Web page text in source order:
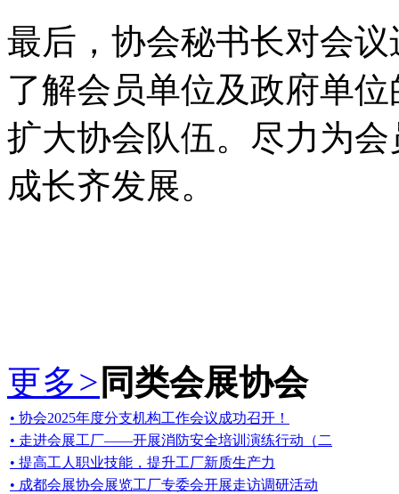
最后，协会秘书长对会
了解会员单位及政府单
扩大协会队伍。尽力为
成长齐发展。
更多> 同类会展协会
• 协会2025年度分支机构工作会议成功召开！
• 走进会展工厂——开展消防安全培训演练行动（二
• 提高工人职业技能，提升工厂新质生产力
• 成都会展协会展览工厂专委会开展走访调研活动